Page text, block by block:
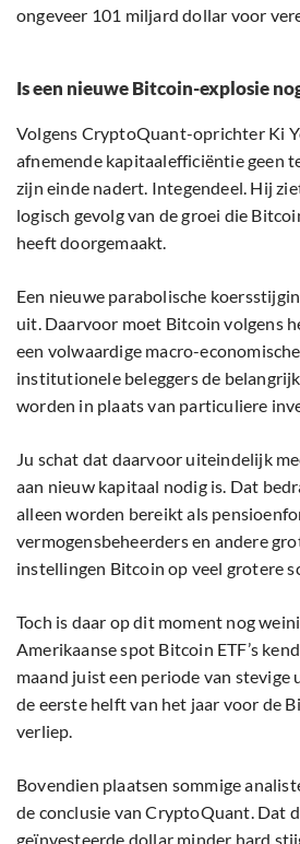
ongeveer 101 miljard dollar voor
Is een nieuwe Bitcoin-explosie
Volgens CryptoQuant-oprichter Ki
afnemende kapitaalefficiëntie geen
zijn einde nadert. Integendeel. Hij
logisch gevolg van de groei die
heeft doorgemaakt.
Een nieuwe parabolische
uit. Daarvoor moet Bitcoin volgens
een volwaardige macro-
institutionele beleggers de
worden in plaats van particuliere
Ju schat dat daarvoor uiteindelijk
aan nieuw kapitaal nodig is. Dat
alleen worden bereikt als
vermogensbeheerders en andere
instellingen Bitcoin op veel grotere
Toch is daar op dit moment nog
Amerikaanse spot Bitcoin ETF’s
maand juist een periode van
de eerste helft van het jaar voor de
verliep.
Bovendien plaatsen sommige
de conclusie van CryptoQuant. Dat
geïnvesteerde dollar minder hard